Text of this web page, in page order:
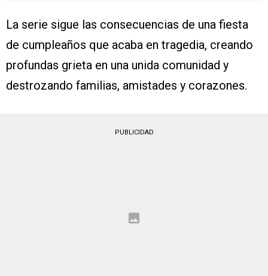
La serie sigue las consecuencias de una fiesta
de cumpleaños que acaba en tragedia, creando
profundas grieta en una unida comunidad y
destrozando familias, amistades y corazones.
PUBLICIDAD